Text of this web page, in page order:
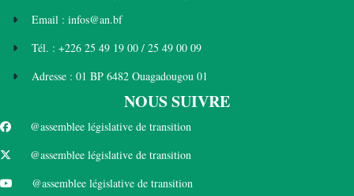
Email : infos@an.bf
Tél. : +226 25 49 19 00 / 25 49 00 09
Adresse : 01 BP 6482 Ouagadougou 01
NOUS SUIVRE
@assemblee législative de transition
@assemblee législative de transition
@assemblee législative de transition